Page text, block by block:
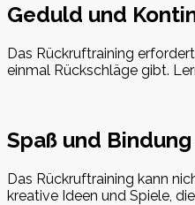
Geduld und
Das Rückruftraining
einmal Rückschläge gibt.
Spaß und
Das Rückruftraining kann
kreative Ideen und Spiele,